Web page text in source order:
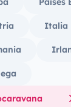
Italia